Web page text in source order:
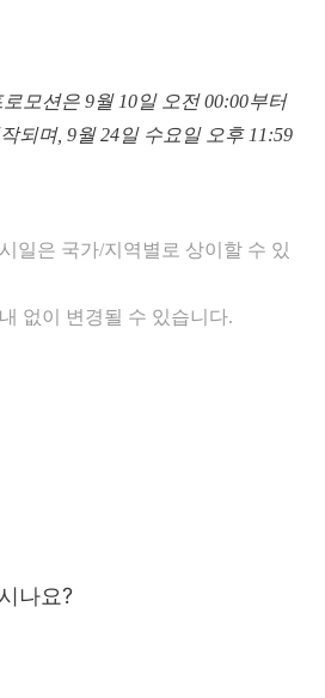
모션은 9월 10일 오전 00:00부터
되며, 9월 24일 수요일 오후 11:59
일은 국가/지역별로 상이할 수 있
없이 변경될 수 있습니다.
나요?